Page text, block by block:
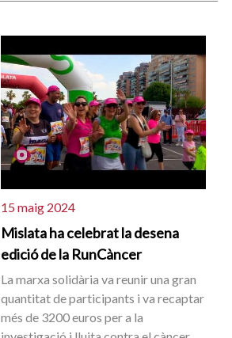
15 maig 2024
Mislata ha celebrat la desena
edició de la RunCàncer
La marxa solidària va reunir una gran
quantitat de participants i va recaptar
més de 3200 euros per a la